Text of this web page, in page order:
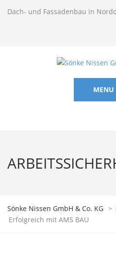
Dach- und Fassadenbau in
MENU
Sönke Nissen GmbH & Co. KG >
Erfolgreich mit AMS BAU